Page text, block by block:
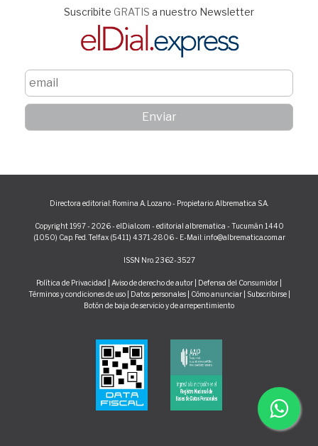
Suscribite GRATIS a nuestro Newsletter
Directora editorial: Romina A. Lozano - Propietario: Albrematica S.A.
Copyright 1997 - 2026 - elDial.com - editorial albrematica - Tucumán 1440
(1050) Cap. Fed. Telfax (5411) 4371-2806 - E-Mail: info@albrematica.com.ar
ISSN Nro. 2362-3527
Política de Privacidad Aviso de derecho de autor Defensa del Consumidor
Términos y condiciones de uso| Datos personales| Cómo anunciar| Subscribirse
Botón de baja de servicio y de arrepentimiento